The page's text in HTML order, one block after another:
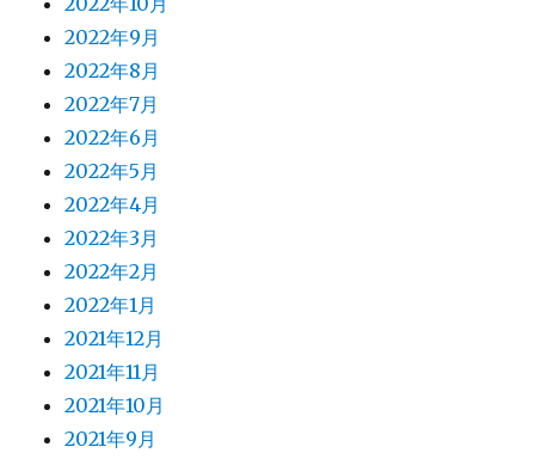
2022年9月
2022年8月
2022年7月
2022年6月
2022年5月
2022年4月
2022年3月
2022年2月
2022年1月
2021年12月
2021年11月
2021年10月
2021年9月